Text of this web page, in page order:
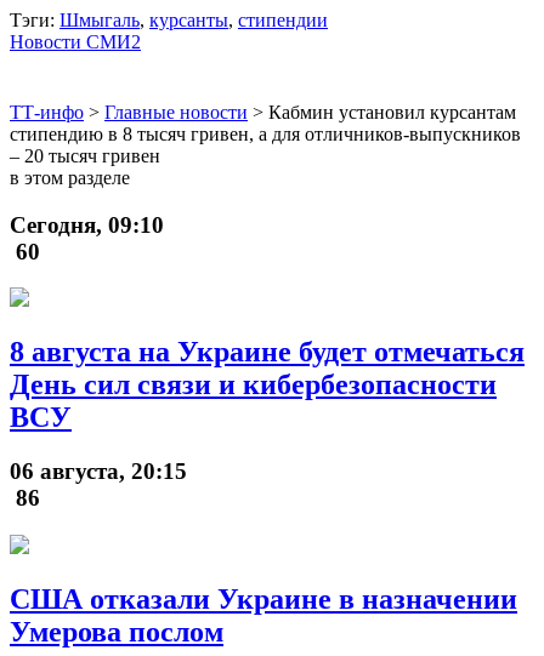
Тэги: Шмыгаль, курсанты, стипендии
Новости СМИ2
ТТ-инфо > Главные новости > Кабмин установил курсантам
стипендию в 8 тысяч гривен, а для отличников-выпускников
– 20 тысяч гривен
в этом разделе
Сегодня, 09:10
60
8 августа на Украине будет отмечаться
День сил связи и кибербезопасности
ВСУ
06 августа, 20:15
86
США отказали Украине в назначении
Умерова послом